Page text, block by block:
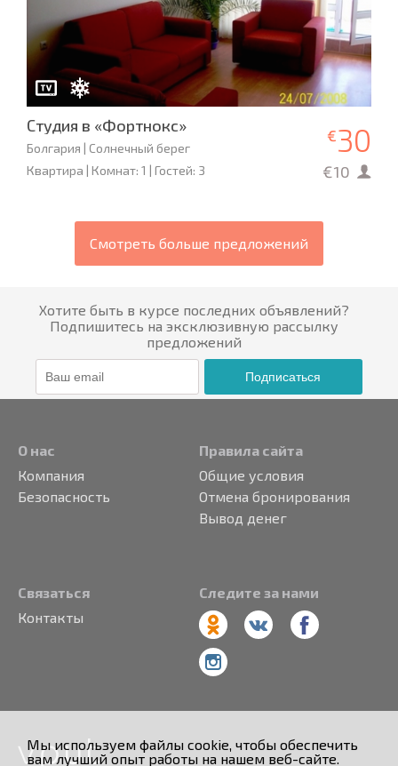
Студия в «Фортнокс»
Болгария | Солнечный берег
Квартира | Комнат: 1 | Гостей: 3
€30
€10
Смотреть больше предложений
Мы используем файлы cookie, чтобы обеспечить
вам лучший опыт работы на нашем веб-сайте.
Хотите быть в курсе последних объявлений?
Подпишитесь на эксклюзивную рассылку
предложений
Подписаться
О нас
Компания
Безопасность
Правила сайта
Общие условия
Отмена бронирования
Вывод денег
Связаться
Контакты
Следите за нами